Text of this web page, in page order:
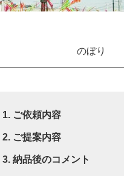
のぼり
ご依頼内容
ご提案内容
納品後のコメント